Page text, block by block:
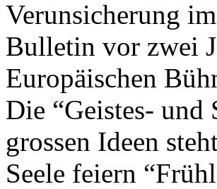
Verunsicherung
Bulletin vor zwei
Europäischen
Die “Geistes- und
grossen Ideen
Seele feiern